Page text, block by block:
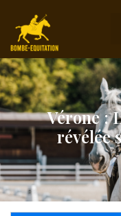
Vérone :
révélée